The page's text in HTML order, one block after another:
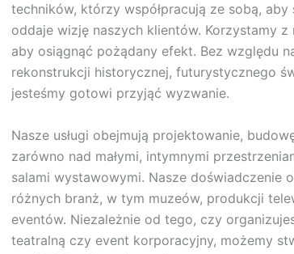
techników, którzy współpracują ze sobą,
oddaje wizję naszych klientów. Korzystamy
aby osiągnąć pożądany efekt. Bez względu
rekonstrukcji historycznej, futurystycznego
jesteśmy gotowi przyjąć wyzwanie.
Nasze usługi obejmują projektowanie,
zarówno nad małymi, intymnymi
salami wystawowymi. Nasze doświadczenie
różnych branż, w tym muzeów, produkcji
eventów. Niezależnie od tego, czy
teatralną czy event korporacyjny, możemy